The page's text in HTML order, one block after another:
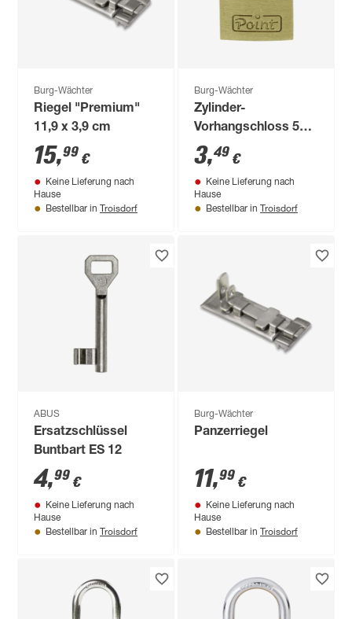
Burg-Wächter
Riegel "Premium"
11,9 x 3,9 cm
15,99 €
Keine Lieferung nach
Hause
Bestellbar in Troisdorf
Burg-Wächter
Zylinder-
Vorhangschloss 500
30 SB
3,49 €
Keine Lieferung nach
Hause
Bestellbar in Troisdorf
ABUS
Ersatzschlüssel
Buntbart ES 12
4,99 €
Keine Lieferung nach
Hause
Bestellbar in Troisdorf
Burg-Wächter
Panzerriegel
11,99 €
Keine Lieferung nach
Hause
Bestellbar in Troisdorf